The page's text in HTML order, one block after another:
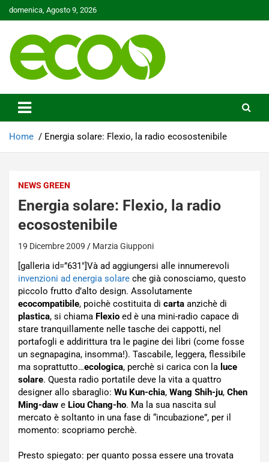
Skip
to
domenica, Agosto 9, 2026
Ecoo.it
Home Energia solare: Flexio, la radio ecosostenibile
NEWS GREEN
Energia solare: Flexio, la radio
ecosostenibile
19 Dicembre 2009 Marzia Giupponi
[galleria id=”631″]Và ad aggiungersi alle innumerevoli
invenzioni ad energia solare che già conosciamo, questo
piccolo frutto d’alto design. Assolutamente
ecocompatibile, poichè costituita di carta anzichè di
plastica, si chiama Flexio ed è una mini-radio capace di
stare tranquillamente nelle tasche dei cappotti, nel
portafogli e addirittura tra le pagine dei libri (come fosse
un segnapagina, insomma!). Tascabile, leggera, flessibile
ma soprattutto…ecologica, perchè si carica con la luce
solare. Questa radio portatile deve la vita a quattro
designer allo sbaraglio: Wu Kun-chia, Wang Shih-ju, Chen
Ming-daw e Liou Chang-ho. Ma la sua nascita sul
mercato è soltanto in una fase di “incubazione”, per il
momento: scopriamo perchè.
Presto spiegato: per quanto possa essere una trovata